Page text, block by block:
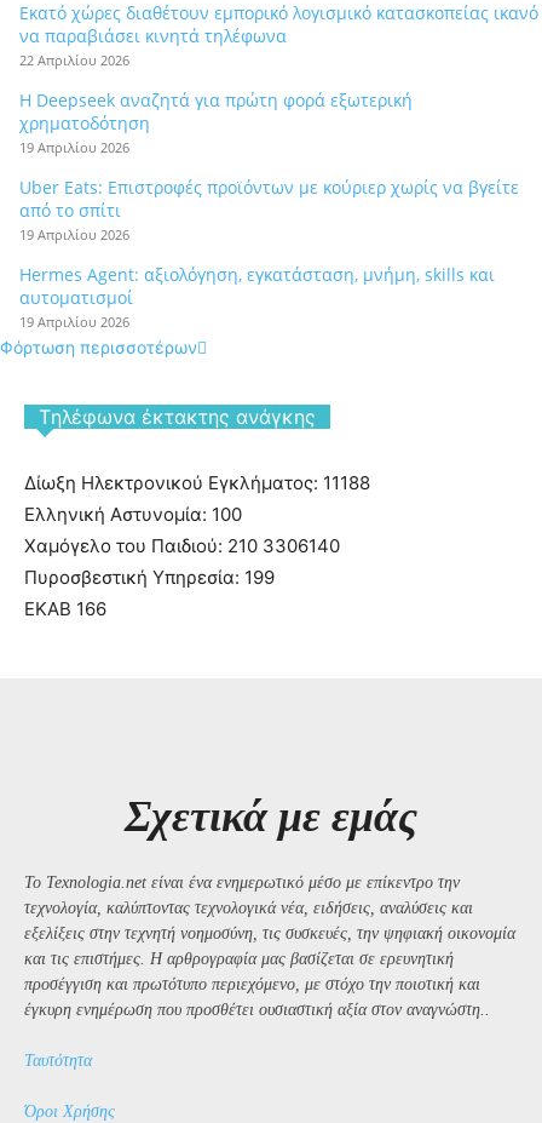
Εκατό χώρες διαθέτουν εμπορικό λογισμικό κατασκοπείας ικανό
να παραβιάσει κινητά τηλέφωνα
22 Απριλίου 2026
Η Deepseek αναζητά για πρώτη φορά εξωτερική
χρηματοδότηση
19 Απριλίου 2026
Uber Eats: Επιστροφές προϊόντων με κούριερ χωρίς να βγείτε
από το σπίτι
19 Απριλίου 2026
Hermes Agent: αξιολόγηση, εγκατάσταση, μνήμη, skills και
αυτοματισμοί
19 Απριλίου 2026
Φόρτωση περισσοτέρων
Tηλέφωνα έκτακτης ανάγκης
Δίωξη Ηλεκτρονικού Εγκλήματος: 11188
Ελληνική Αστυνομία: 100
Χαμόγελο του Παιδιού: 210 3306140
Πυροσβεστική Υπηρεσία: 199
ΕΚΑΒ 166
Σχετικά με εμάς
Το Texnologia.net είναι ένα ενημερωτικό μέσο με επίκεντρο την
τεχνολογία, καλύπτοντας τεχνολογικά νέα, ειδήσεις, αναλύσεις και
εξελίξεις στην τεχνητή νοημοσύνη, τις συσκευές, την ψηφιακή οικονομία
και τις επιστήμες. Η αρθρογραφία μας βασίζεται σε ερευνητική
προσέγγιση και πρωτότυπο περιεχόμενο, με στόχο την ποιοτική και
έγκυρη ενημέρωση που προσθέτει ουσιαστική αξία στον αναγνώστη..
Ταυτότητα
Όροι Χρήσης